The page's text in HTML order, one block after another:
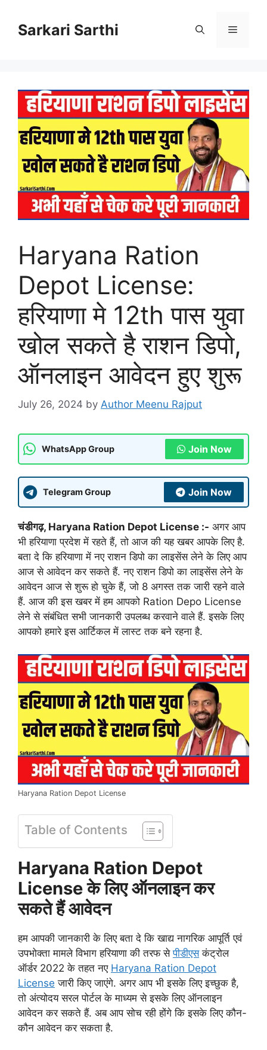
contentSarkari Sarthi Menu
Haryana Ration
Depot License:
हरियाणा मे 12th पास युवा
खोल सकते है राशन डिपो,
ऑनलाइन आवेदन हुए शुरू
July 26, 2024 by Author Meenu Rajput
WhatsApp Group Join Now
Telegram Group Join Now
चंडीगढ़, Haryana Ration Depot License :- अगर आप
भी हरियाणा प्रदेश में रहते हैं, तो आज की यह खबर आपके लिए है.
बता दे कि हरियाणा में नए राशन डिपो का लाइसेंस लेने के लिए आप
आज से आवेदन कर सकते हैं. नए राशन डिपो का लाइसेंस लेने के
आवेदन आज से शुरू हो चुके हैं, जो 8 अगस्त तक जारी रहने वाले
हैं. आज की इस खबर में हम आपको Ration Depo License
लेने से संबंधित सभी जानकारी उपलब्ध करवाने वाले हैं. इसके लिए
आपको हमारे इस आर्टिकल में लास्ट तक बने रहना है.
Haryana Ration Depot License
Table of Contents
Haryana Ration Depot
License के लिए ऑनलाइन कर
सकते हैं आवेदन
हम आपकी जानकारी के लिए बता दे कि खाद्य नागरिक आपूर्ति एवं
उपभोक्ता मामले विभाग हरियाणा की तरफ सेपीडीएसकंट्रोल
ऑर्डर 2022 के तहत नए Haryana Ration Depot
License जारी किए जाएंगे. अगर आप भी इसके लिए इच्छुक है,
तो अंत्योदय सरल पोर्टल के माध्यम से इसके लिए ऑनलाइन
आवेदन कर सकते हैं. अब आप सोच रही होंगे कि इसके लिए कौन-
कौन आवेदन कर सकता है.